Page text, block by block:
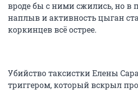
вроде бы с ними сжились, но в
наплыв и активность цыган
коркинцев всё острее.
Убийство таксистки Елены
триггером, который вскрыл